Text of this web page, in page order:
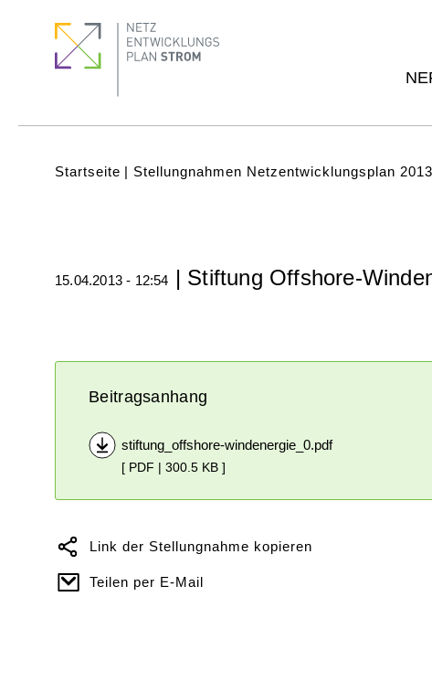
(Main)Pfadnavigation
Startseite Stellungnahmen Netzentwicklungsplan 2013
15.04.2013 - 12:54 | Stiftung Offshore-
Beitragsanhang
stiftung_offshore-windenergie_0.pdf
[ PDF | 300.5 KB ]
Link der Stellungnahme kopieren
Teilen per E-Mail
Menu
quick
links